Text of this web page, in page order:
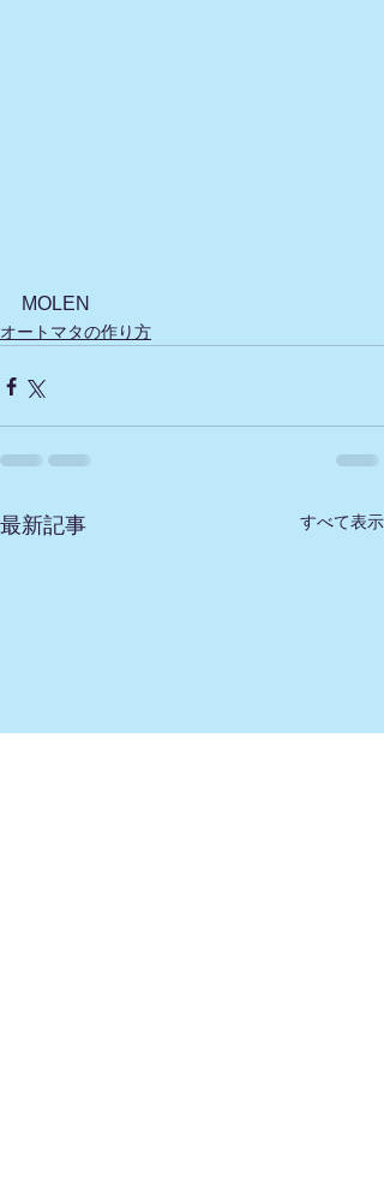
MOLEN
オートマタの作り方
最新記事 すべて表示